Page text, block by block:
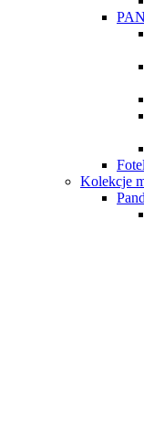
Kolekcje